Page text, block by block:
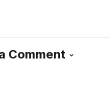
Comment